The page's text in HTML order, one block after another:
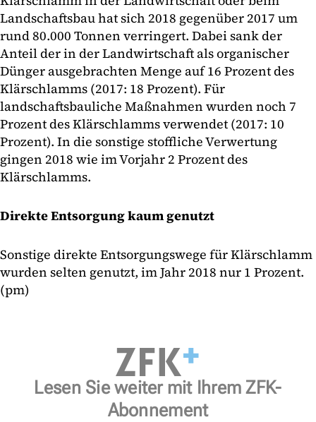
Landschaftsbau hat sich 2018 gegenüber 2017 um
rund 80.000 Tonnen verringert. Dabei sank der
Anteil der in der Landwirtschaft als organischer
Dünger ausgebrachten Menge auf 16 Prozent des
Klärschlamms (2017: 18 Prozent). Für
landschaftsbauliche Maßnahmen wurden noch 7
Prozent des Klärschlamms verwendet (2017: 10
Prozent). In die sonstige stoffliche Verwertung
gingen 2018 wie im Vorjahr 2 Prozent des
Klärschlamms.
Direkte Entsorgung kaum genutzt
Sonstige direkte Entsorgungswege für Klärschlamm
wurden selten genutzt, im Jahr 2018 nur 1 Prozent.
(pm)
Lesen Sie weiter mit Ihrem ZFK-
Abonnement